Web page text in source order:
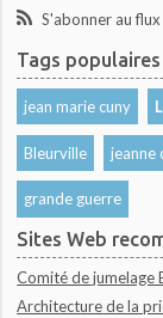
S'abonner au
Tags populaires
jean marie cuny
Bleurville jeanne
grande guerre
Sites Web
Comité de jumelage
Architecture de la